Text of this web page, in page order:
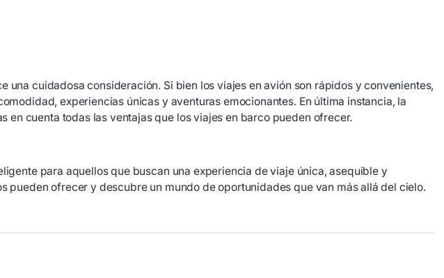
cuidadosa consideración. Si bien los viajes en avión son rápidos y convenientes,
experiencias únicas y aventuras emocionantes. En última instancia, la
cuenta todas las ventajas que los viajes en barco pueden ofrecer.
para aquellos que buscan una experiencia de viaje única, asequible y
ofrecer y descubre un mundo de oportunidades que van más allá del cielo.